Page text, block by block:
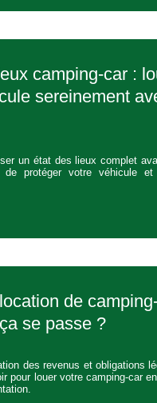
camping-car :
sereinement
un état des lieux complet
de protéger votre véhicule
de
se passe ?
des revenus et obligations
pour louer votre camping-car